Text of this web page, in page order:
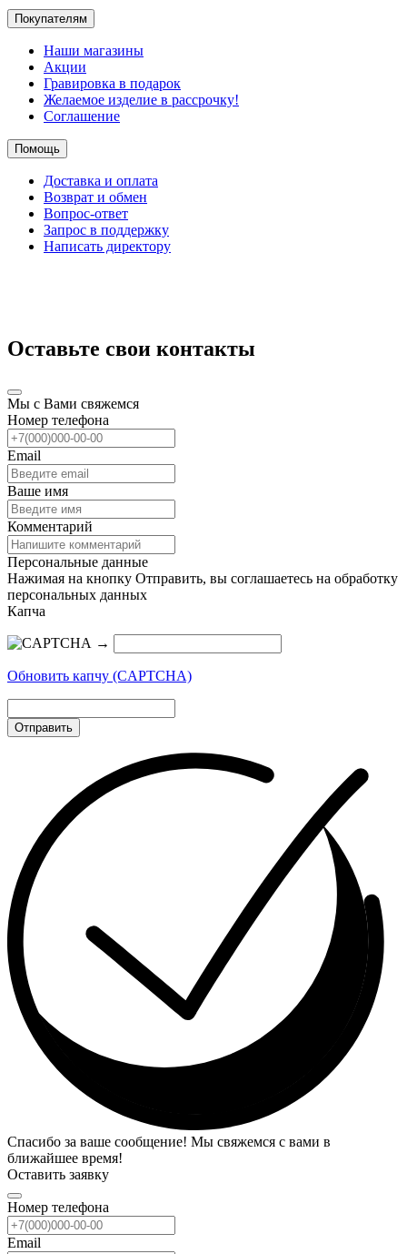
Покупателям
Наши магазины
Акции
Гравировка в подарок
Желаемое изделие в рассрочку!
Соглашение
Помощь
Доставка и оплата
Возврат и обмен
Вопрос-ответ
Запрос в поддержку
Написать директору
Оставьте свои контакты
Мы с Вами свяжемся
Номер телефона
Email
Ваше имя
Комментарий
Персональные данные
Нажимая на кнопку Отправить, вы соглашаетесь на обработку
персональных данных
Капча
→
Обновить капчу (CAPTCHA)
Отправить
Спасибо за ваше сообщение! Мы свяжемся с вами в
ближайшее время!
Оставить заявку
Номер телефона
Email